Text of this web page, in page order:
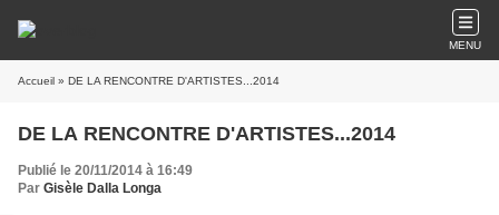
MENU
Accueil » DE LA RENCONTRE D'ARTISTES...2014
DE LA RENCONTRE D'ARTISTES...2014
Publié le 20/11/2014 à 16:49
Par Gisèle Dalla Longa